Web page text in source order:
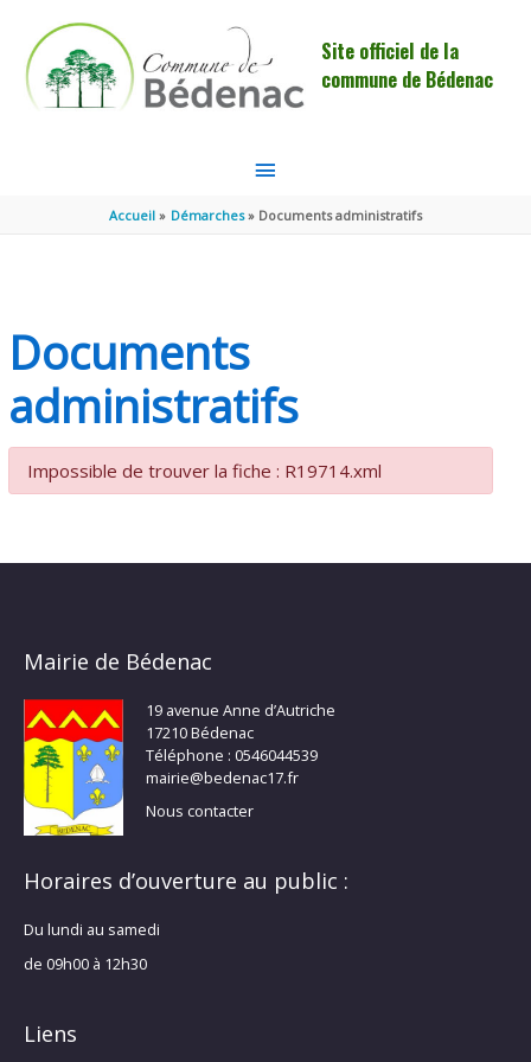
Site officiel de la
commune de Bédenac
MENU
PRINCIPAL
Accueil Démarches Documents administratifs
Documents
administratifs
Impossible de trouver la fiche : R19714.xml
Mairie de Bédenac
19 avenue Anne d’Autriche
17210 Bédenac
Téléphone : 0546044539
mairie@bedenac17.fr
Nous contacter
Horaires d’ouverture au public :
Du lundi au samedi
de 09h00 à 12h30
Liens